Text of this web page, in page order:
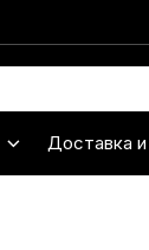
Доставка и